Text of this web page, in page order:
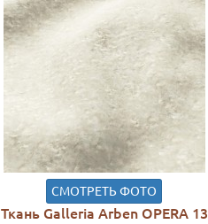
СМОТРЕТЬ ФОТО
Ткань Galleria Arben OPERA 13